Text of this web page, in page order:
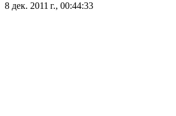
8 дек. 2011 г., 00:44:33